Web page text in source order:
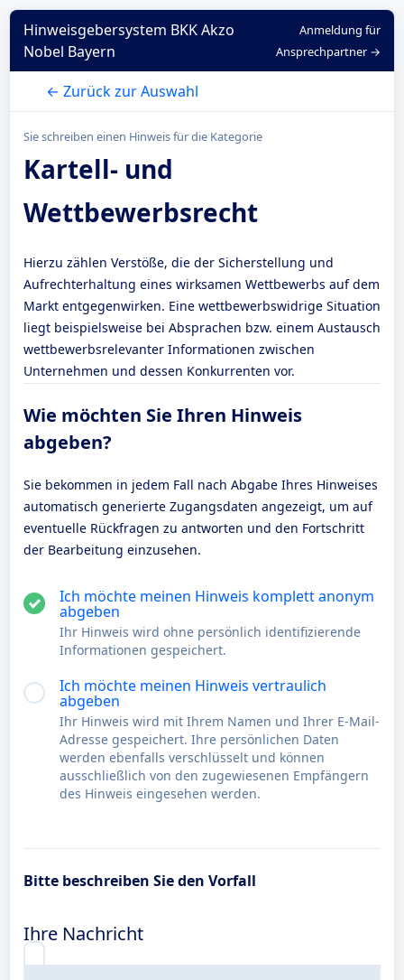
Hinweisgebersystem BKK Akzo
Nobel Bayern
Anmeldung für
Ansprechpartner →
← Zurück zur Auswahl
Sie schreiben einen Hinweis für die Kategorie
Kartell- und
Wettbewerbsrecht
Hierzu zählen Verstöße, die der Sicherstellung und
Aufrechterhaltung eines wirksamen Wettbewerbs auf dem
Markt entgegenwirken. Eine wettbewerbswidrige Situation
liegt beispielsweise bei Absprachen bzw. einem Austausch
wettbewerbsrelevanter Informationen zwischen
Unternehmen und dessen Konkurrenten vor.
Wie möchten Sie Ihren Hinweis
abgeben?
Sie bekommen in jedem Fall nach Abgabe Ihres Hinweises
automatisch generierte Zugangsdaten angezeigt, um auf
eventuelle Rückfragen zu antworten und den Fortschritt
der Bearbeitung einzusehen.
Ich möchte meinen Hinweis komplett anonym
abgeben
Ihr Hinweis wird ohne persönlich identifizierende
Informationen gespeichert.
Ich möchte meinen Hinweis vertraulich
abgeben
Ihr Hinweis wird mit Ihrem Namen und Ihrer E-Mail-
Adresse gespeichert. Ihre persönlichen Daten
werden ebenfalls verschlüsselt und können
ausschließlich von den zugewiesenen Empfängern
des Hinweis eingesehen werden.
Bitte beschreiben Sie den Vorfall
Ihre Nachricht